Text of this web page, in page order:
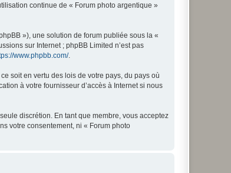
continue de « Forum photo argentique »
»), une solution de forum publiée sous la «
sur Internet ; phpBB Limited n’est pas
www.phpbb.com/.
soit en vertu des lois de votre pays, du pays où
à votre fournisseur d’accès à Internet si nous
discrétion. En tant que membre, vous acceptez
votre consentement, ni « Forum photo